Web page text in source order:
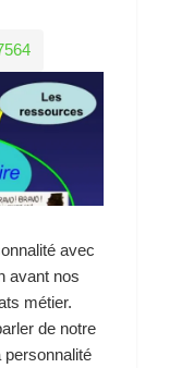
avec
avant nos
métier.
de notre
personnalité